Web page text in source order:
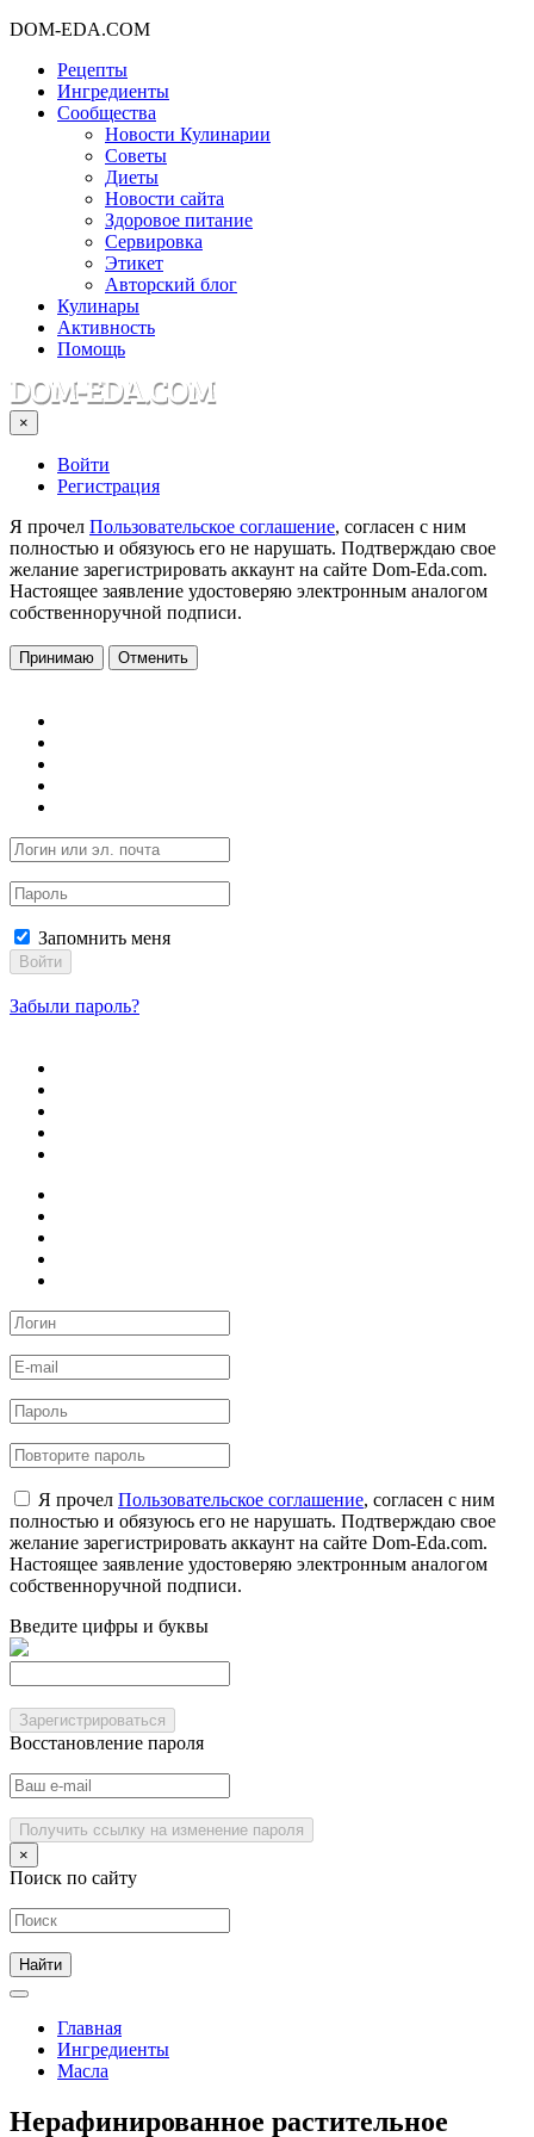
DOM-EDA.COM
Рецепты
Ингредиенты
Сообщества
Новости Кулинарии
Советы
Диеты
Новости сайта
Здоровое питание
Сервировка
Этикет
Авторский блог
Кулинары
Активность
Помощь
×
Войти
Регистрация
Я прочел Пользовательское соглашение, согласен с ним
полностью и обязуюсь его не нарушать. Подтверждаю свое
желание зарегистрировать аккаунт на сайте Dom-Eda.com.
Настоящее заявление удостоверяю электронным аналогом
собственноручной подписи.
Принимаю Отменить
Запомнить меня
Войти
Забыли пароль?
Я прочел Пользовательское соглашение, согласен с ним
полностью и обязуюсь его не нарушать. Подтверждаю свое
желание зарегистрировать аккаунт на сайте Dom-Eda.com.
Настоящее заявление удостоверяю электронным аналогом
собственноручной подписи.
Введите цифры и буквы
Зарегистрироваться
Восстановление пароля
Получить ссылку на изменение пароля
×
Поиск по сайту
Главная
Ингредиенты
Масла
Нерафинированное растительное